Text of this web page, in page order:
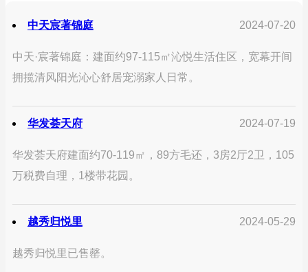
中天宸著锦庭 2024-07-20
中天·宸著锦庭：建面约97-115㎡沁悦生活住区，宽幕开间
拥揽清风阳光沁心舒居宠溺家人日常。
华发荟天府 2024-07-19
华发荟天府建面约70-119㎡，89方毛还，3房2厅2卫，105
万税费自理，1楼带花园。
越秀归悦里 2024-05-29
越秀归悦里已售罄。